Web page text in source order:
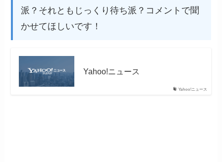
派？それともじっくり待ち派？コメントで聞
かせてほしいです！
Yahoo!ニュース
Yahoo!ニュース